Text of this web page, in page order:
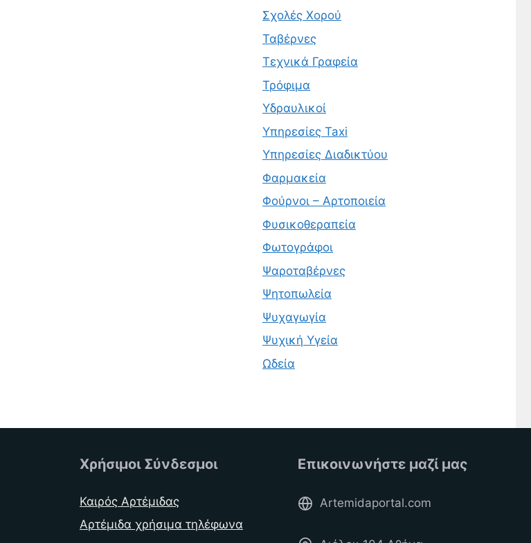
Σχολές Χορού
Ταβέρνες
Τεχνικά Γραφεία
Τρόφιμα
Υδραυλικοί
Υπηρεσίες Taxi
Υπηρεσίες Διαδικτύου
Φαρμακεία
Φούρνοι – Αρτοποιεία
Φυσικοθεραπεία
Φωτογράφοι
Ψαροταβέρνες
Ψητοπωλεία
Ψυχαγωγία
Ψυχική Υγεία
Ωδεία
Χρήσιμοι Σύνδεσμοι
Καιρός Αρτέμιδας
Αρτέμιδα χρήσιμα τηλέφωνα
Επικοινωνήστε μαζί μας
Artemidaportal.com